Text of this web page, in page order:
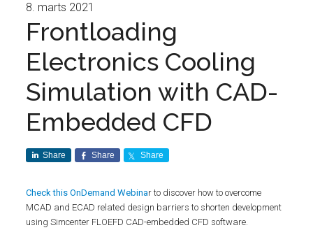
8. marts 2021
Frontloading
Electronics Cooling
Simulation with CAD-
Embedded CFD
Share Share Share
Check this OnDemand Webinar to discover how to overcome
MCAD and ECAD related design barriers to shorten development
using Simcenter FLOEFD CAD-embedded CFD software.